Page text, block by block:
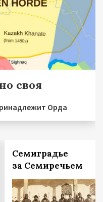
своя
Орда
Семиградье
за Семиречьем